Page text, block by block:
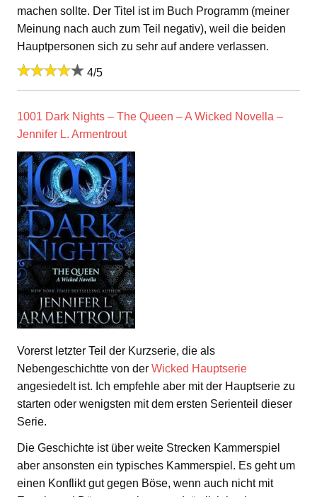
machen sollte. Der Titel ist im Buch Programm (meiner
Meinung nach auch zum Teil negativ), weil die beiden
Hauptpersonen sich zu sehr auf andere verlassen.
4/5
1001 Dark Nights – The Queen – A Wicked Novella –
Jennifer L. Armentrout
Vorerst letzter Teil der Kurzserie, die als
Nebengeschichtte von der Wicked Hauptserie
angesiedelt ist. Ich empfehle aber mit der Hauptserie zu
starten oder wenigsten mit dem ersten Serienteil dieser
Serie.
Die Geschichte ist über weite Strecken Kammerspiel
aber ansonsten ein typisches Kammerspiel. Es geht um
einen Konflikt gut gegen Böse, wenn auch nicht mit